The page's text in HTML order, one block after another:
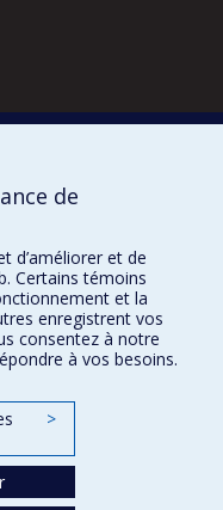
nucléaire
de
d’améliorer et de
Certains témoins
et la
enregistrent vos
consentez à notre
à vos besoins.
>